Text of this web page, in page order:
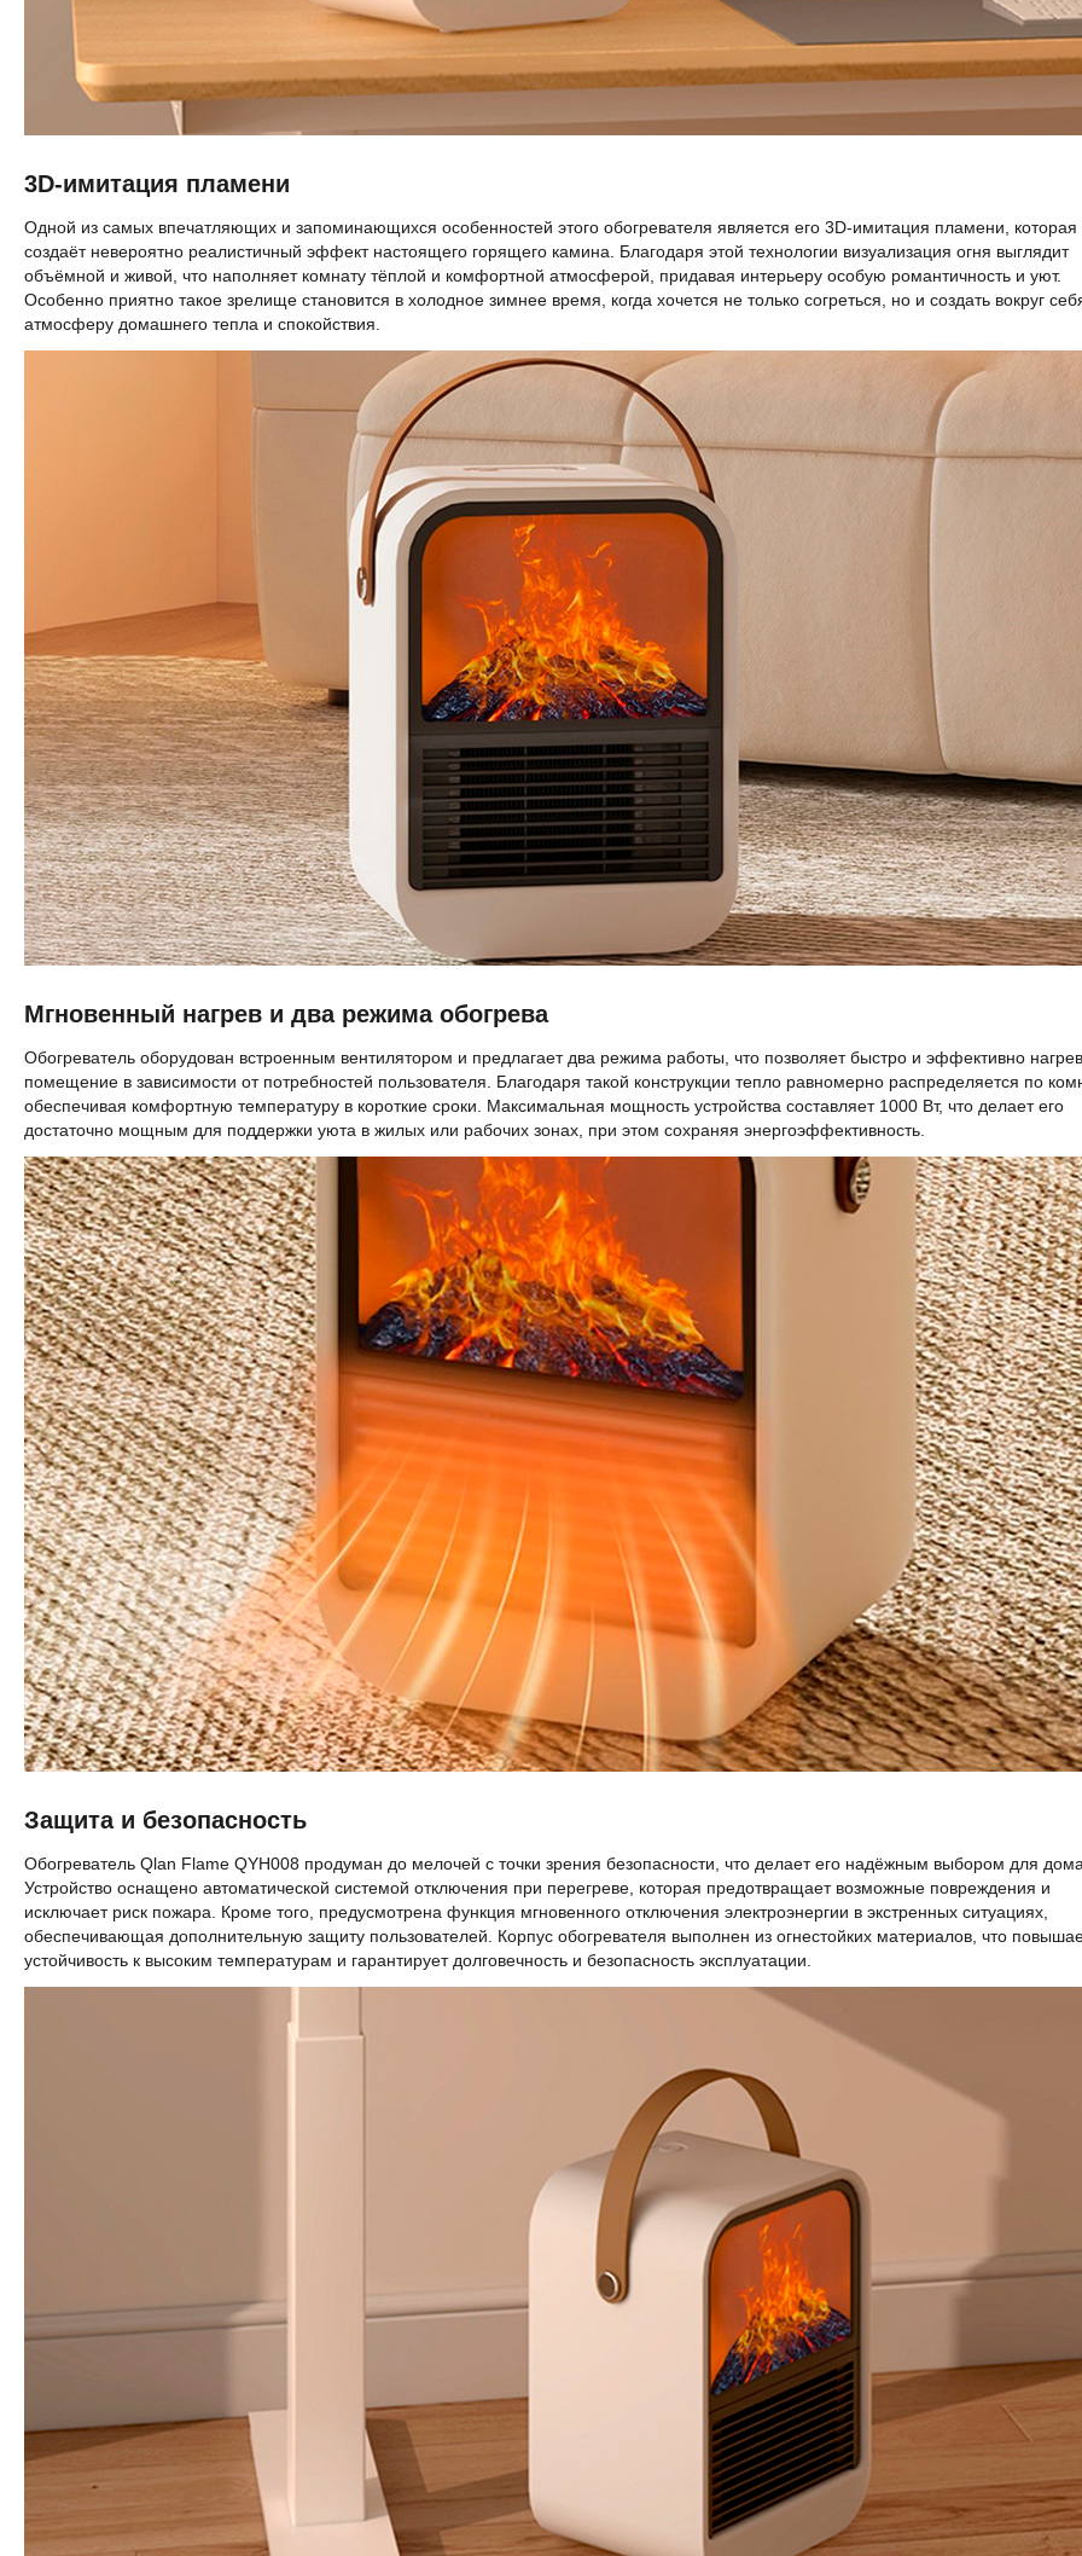
3D-имитация пламени
Одной из самых впечатляющих и запоминающихся особенностей этого обогревателя является его 3D-имитация пламени, которая
создаёт невероятно реалистичный эффект настоящего горящего камина. Благодаря этой технологии визуализация огня выглядит
объёмной и живой, что наполняет комнату тёплой и комфортной атмосферой, придавая интерьеру особую романтичность и уют.
Особенно приятно такое зрелище становится в холодное зимнее время, когда хочется не только согреться, но и создать вокруг
атмосферу домашнего тепла и спокойствия.
Мгновенный нагрев и два режима обогрева
Обогреватель оборудован встроенным вентилятором и предлагает два режима работы, что позволяет быстро и эффективно
помещение в зависимости от потребностей пользователя. Благодаря такой конструкции тепло равномерно распределяется по
обеспечивая комфортную температуру в короткие сроки. Максимальная мощность устройства составляет 1000 Вт, что делает его
достаточно мощным для поддержки уюта в жилых или рабочих зонах, при этом сохраняя энергоэффективность.
Защита и безопасность
Обогреватель Qlan Flame QYH008 продуман до мелочей с точки зрения безопасности, что делает его надёжным выбором для
Устройство оснащено автоматической системой отключения при перегреве, которая предотвращает возможные повреждения и
исключает риск пожара. Кроме того, предусмотрена функция мгновенного отключения электроэнергии в экстренных ситуациях,
обеспечивающая дополнительную защиту пользователей. Корпус обогревателя выполнен из огнестойких материалов, что
устойчивость к высоким температурам и гарантирует долговечность и безопасность эксплуатации.